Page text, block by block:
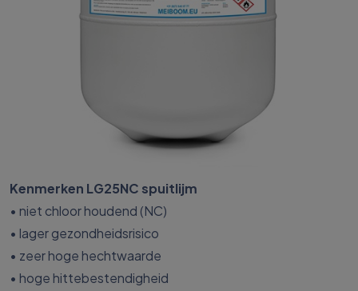
Kenmerken LG25NC spuitlijm
• niet chloor houdend (NC)
• lager gezondheidsrisico
• zeer hoge hechtwaarde
• hoge hittebestendigheid